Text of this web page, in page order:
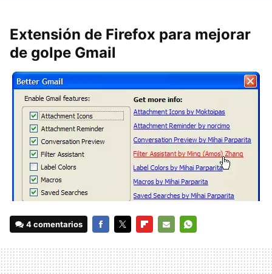
Extensión de Firefox para mejorar
de golpe Gmail
4 comentarios
MAIL